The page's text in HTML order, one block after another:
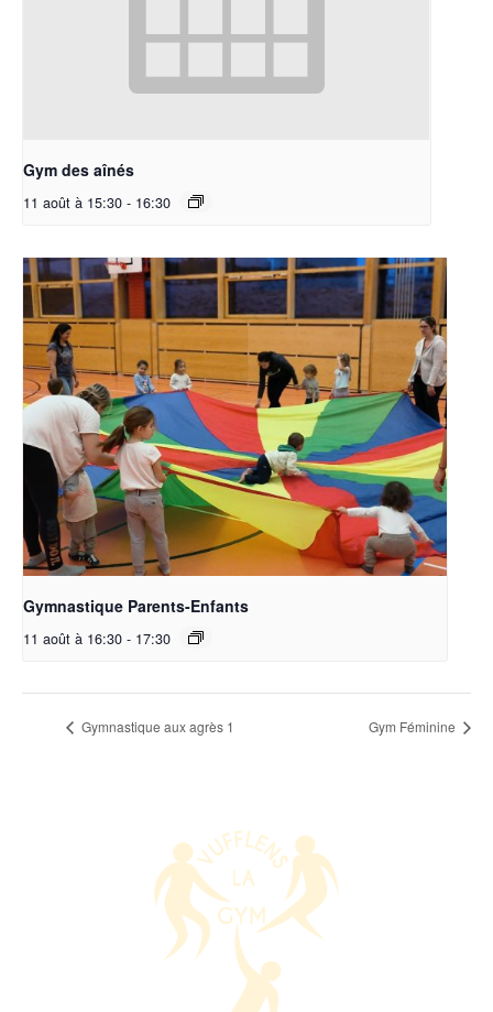
Gym des aînés
11 août à 15:30 - 16:30
Gymnastique Parents-Enfants
11 août à 16:30 - 17:30
Gymnastique aux agrès 1 Gym Féminine